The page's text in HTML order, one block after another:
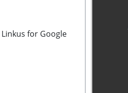
Linkus for Google